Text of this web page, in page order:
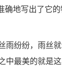
确地写出了它
纷纷，雨丝就
最美的就是